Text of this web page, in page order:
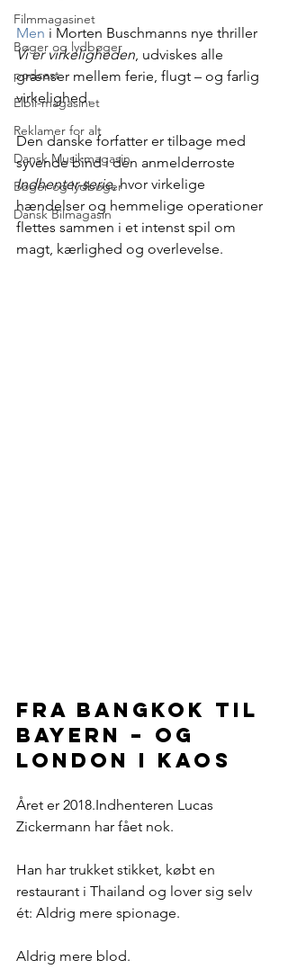
Filmmagasinet
Bøger og lydbøger
podcast
Elbil-magasinet
Reklamer for alt
Dansk Musikmagasin
Bøger og lydbøger
Dansk Bilmagasin
Men i Morten Buschmanns nye thriller
Vi er virkeligheden, udviskes alle
grænser mellem ferie, flugt – og farlig
virkelighed.
Den danske forfatter er tilbage med
syvende bind i den anmelderroste
Indhenter-serie, hvor virkelige
hændelser og hemmelige operationer
flettes sammen i et intenst spil om
magt, kærlighed og overlevelse.
Fra Bangkok til
Bayern – og
London i kaos
Året er 2018.Indhenteren Lucas
Zickermann har fået nok.
Han har trukket stikket, købt en
restaurant i Thailand og lover sig selv
ét: Aldrig mere spionage.
Aldrig mere blod.